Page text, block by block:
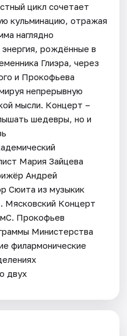
цикл сочетает
кульминацию, отражая
наглядно
рождённые в
Глиэра, через
и Прокофьева
непрерывную
мысли. Концерт –
шедевры, но и
Мария Зайцева
Андрей
Сюита из музыкик
Мясковский Концерт
Прокофьев
Министерства
филармонические
двух